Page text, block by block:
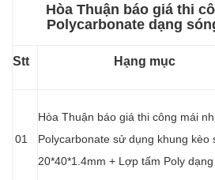
Hòa Thuận báo giá thi
Polycarbonate dạng
Stt Hạng mục
01
Hòa Thuận báo giá thi công mái
Polycarbonate sử dụng khung kèo
20*40*1.4mm + Lợp tấm Poly